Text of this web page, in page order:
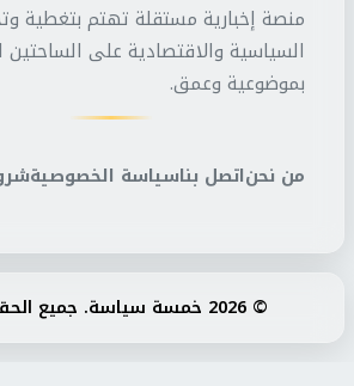
منصة إخبارية مستقلة تهتم بتغطية
السياسية والاقتصادية على الساحتين
بموضوعية وعمق.
من نحناتصل بناسياسة الخصوصية
© 2026 خمسة سياسة. جميع الحقوق محفوظة.